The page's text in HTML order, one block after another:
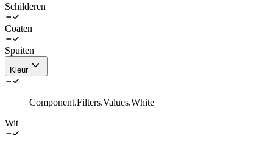
Schilderen
Coaten
Spuiten
Kleur
Component.Filters.Values.White
Wit